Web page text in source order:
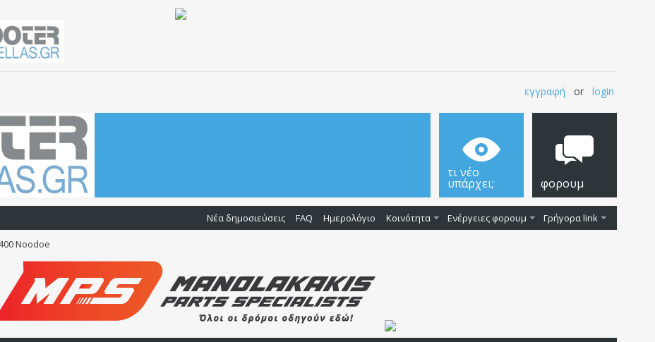
εγγραφή or login
τι νέο
υπάρχει; φορουμ
Νέα δημοσιεύσεις FAQ Ημερολόγιο Κοινότητα Ενέργειες φορουμ Γρήγορα link
Noodoe